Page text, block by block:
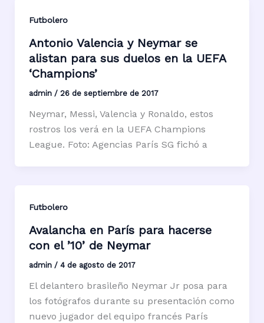
Futbolero
Antonio Valencia y Neymar se
alistan para sus duelos en la UEFA
‘Champions’
admin / 26 de septiembre de 2017
Neymar, Messi, Valencia y Ronaldo, estos
rostros los verá en la UEFA Champions
League. Foto: Agencias París SG fichó a
Futbolero
Avalancha en París para hacerse
con el ’10’ de Neymar
admin / 4 de agosto de 2017
El delantero brasileño Neymar Jr posa para
los fotógrafos durante su presentación como
nuevo jugador del equipo francés París